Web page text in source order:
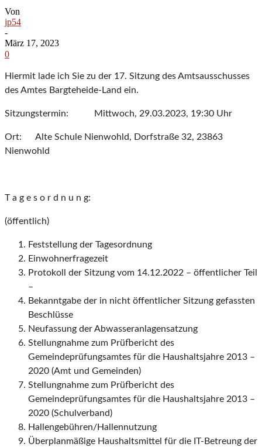
Von
jp54
-
März 17, 2023
0
Hiermit lade ich Sie zu der 17. Sitzung des Amtsausschusses
des Amtes Bargteheide-Land ein.
Sitzungstermin: Mittwoch, 29.03.2023, 19:30 Uhr
Ort: Alte Schule Nienwohld, Dorfstraße 32, 23863
Nienwohld
T a g e s o r d n u n g:
(öffentlich)
Feststellung der Tagesordnung
Einwohnerfragezeit
Protokoll der Sitzung vom 14.12.2022 – öffentlicher Teil
–
Bekanntgabe der in nicht öffentlicher Sitzung gefassten
Beschlüsse
Neufassung der Abwasseranlagensatzung
Stellungnahme zum Prüfbericht des
Gemeindeprüfungsamtes für die Haushaltsjahre 2013 –
2020 (Amt und Gemeinden)
Stellungnahme zum Prüfbericht des
Gemeindeprüfungsamtes für die Haushaltsjahre 2013 –
2020 (Schulverband)
Hallengebühren/Hallennutzung
Überplanmäßige Haushaltsmittel für die IT-Betreung der